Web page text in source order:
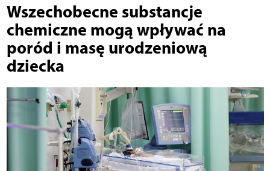
Wszechobecne substancje
chemiczne mogą wpływać na
poród i masę urodzeniową
dziecka